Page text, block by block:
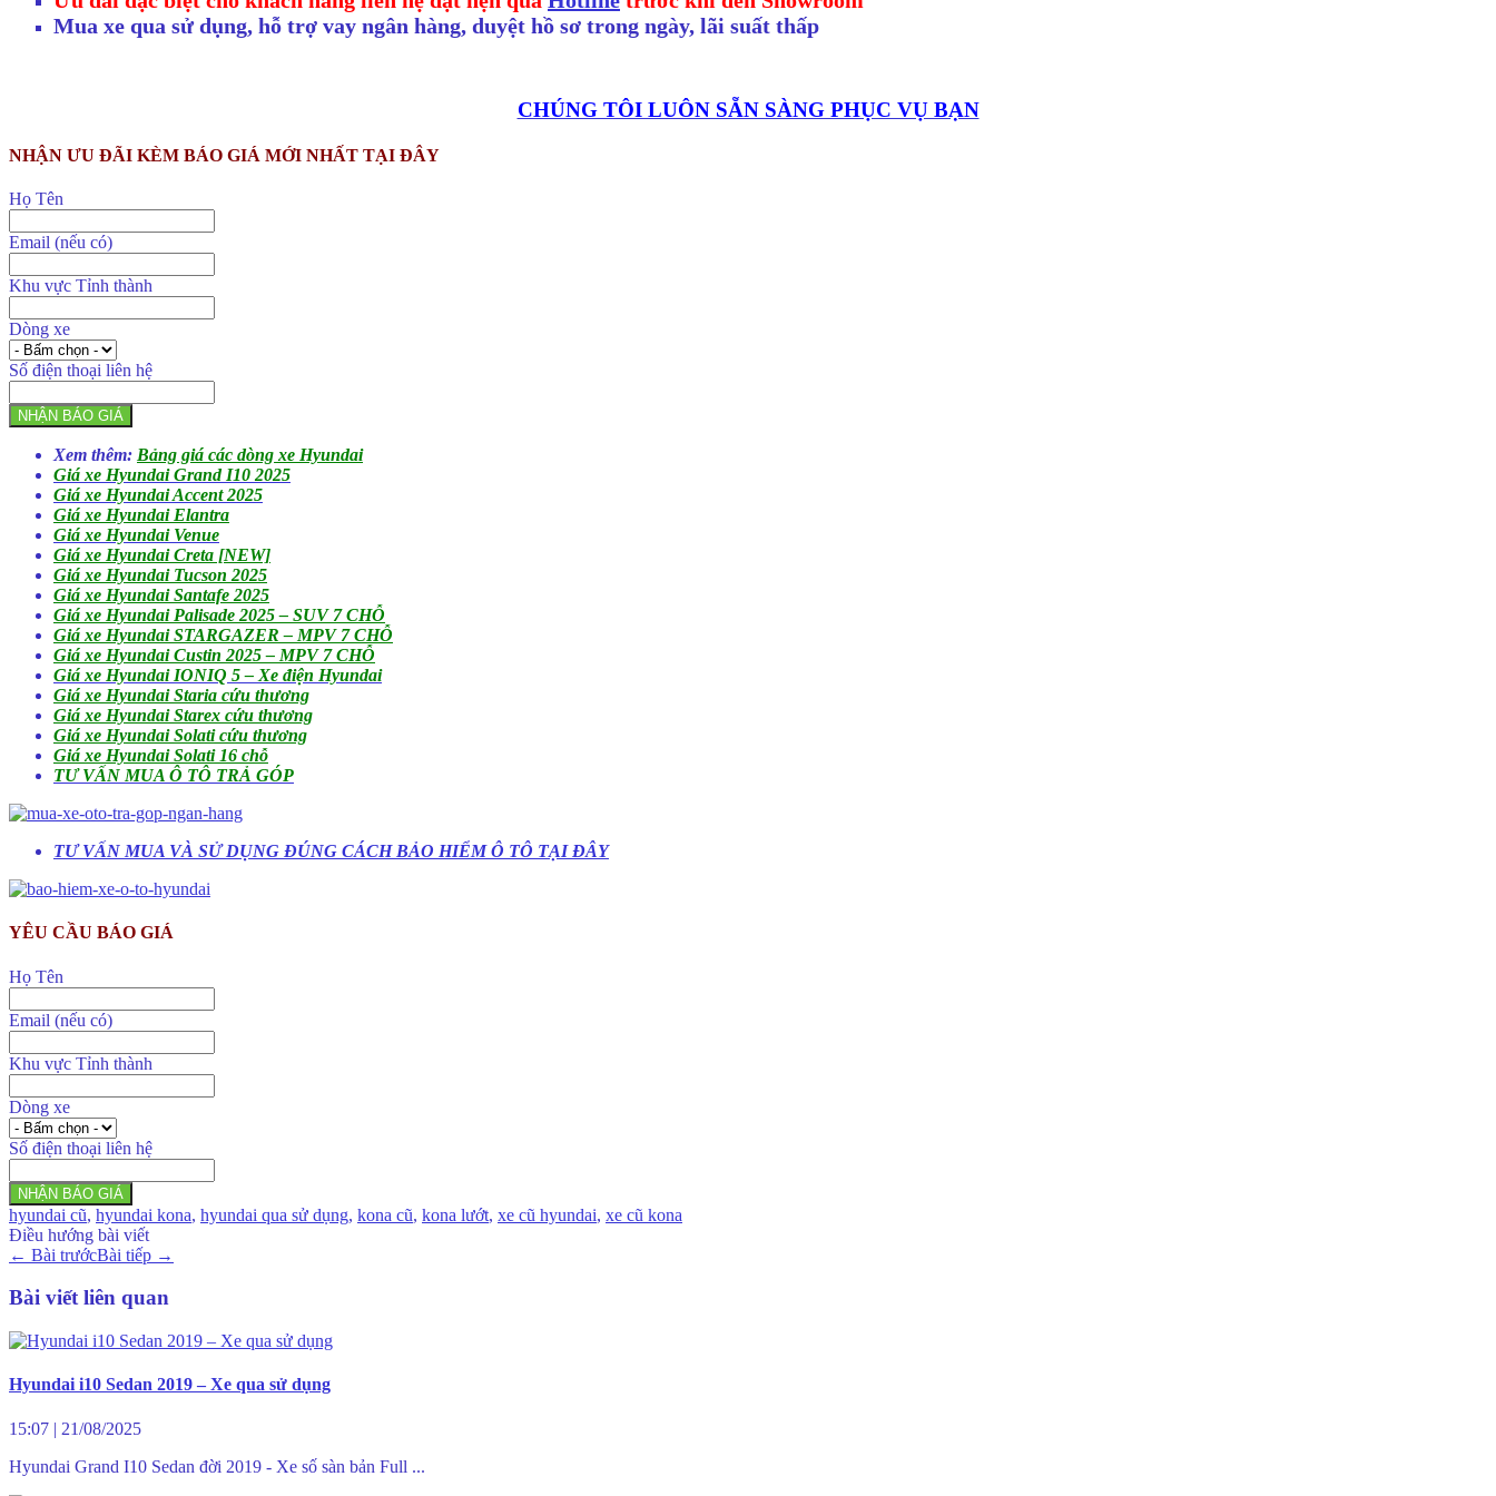
Mua xe qua sử dụng, hỗ trợ vay ngân hàng, duyệt hồ sơ trong ngày, lãi suất thấp
CHÚNG TÔI LUÔN SẴN SÀNG PHỤC VỤ BẠN
NHẬN ƯU ĐÃI KÈM BÁO GIÁ MỚI NHẤT TẠI ĐÂY
Họ Tên
Email (nếu có)
Khu vực Tỉnh thành
Dòng xe
Số điện thoại liên hệ
NHẬN BÁO GIÁ
Xem thêm: Bảng giá các dòng xe Hyundai
Giá xe Hyundai Grand I10 2025
Giá xe Hyundai Accent 2025
Giá xe Hyundai Elantra
Giá xe Hyundai Venue
Giá xe Hyundai Creta [NEW]
Giá xe Hyundai Tucson 2025
Giá xe Hyundai Santafe 2025
Giá xe Hyundai Palisade 2025 – SUV 7 CHỖ
Giá xe Hyundai STARGAZER – MPV 7 CHỖ
Giá xe Hyundai Custin 2025 – MPV 7 CHỖ
Giá xe Hyundai IONIQ 5 – Xe điện Hyundai
Giá xe Hyundai Staria cứu thương
Giá xe Hyundai Starex cứu thương
Giá xe Hyundai Solati cứu thương
Giá xe Hyundai Solati 16 chỗ
TƯ VẤN MUA Ô TÔ TRẢ GÓP
TƯ VẤN MUA VÀ SỬ DỤNG ĐÚNG CÁCH BẢO HIỂM Ô TÔ TẠI ĐÂY
YÊU CẦU BÁO GIÁ
Họ Tên
Email (nếu có)
Khu vực Tỉnh thành
Dòng xe
Số điện thoại liên hệ
NHẬN BÁO GIÁ
hyundai cũ, hyundai kona, hyundai qua sử dụng, kona cũ, kona lướt, xe cũ hyundai, xe cũ kona
Điều hướng bài viết
← Bài trướcBài tiếp →
Bài viết liên quan
Hyundai i10 Sedan 2019 – Xe qua sử dụng
15:07 | 21/08/2025
Hyundai Grand I10 Sedan đời 2019 - Xe số sàn bản Full ...